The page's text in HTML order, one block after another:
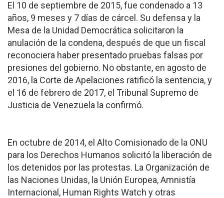
El 10 de septiembre de 2015, fue condenado a 13
años, 9 meses y 7 días de cárcel. Su defensa y la
Mesa de la Unidad Democrática solicitaron la
anulación de la condena, después de que un fiscal
reconociera haber presentado pruebas falsas por
presiones del gobierno. No obstante, en agosto de
2016, la Corte de Apelaciones ratificó la sentencia, y
el 16 de febrero de 2017, el Tribunal Supremo de
Justicia de Venezuela la confirmó.
En octubre de 2014, el Alto Comisionado de la ONU
para los Derechos Humanos solicitó la liberación de
los detenidos por las protestas. La Organización de
las Naciones Unidas, la Unión Europea, Amnistía
Internacional, Human Rights Watch y otras